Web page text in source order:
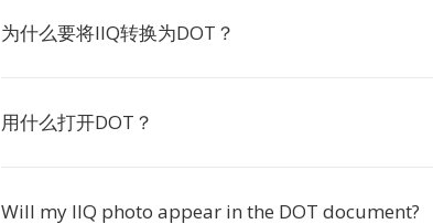
为什么要将IIQ转换为DOT？
用什么打开DOT？
Will my IIQ photo appear in the DOT document?